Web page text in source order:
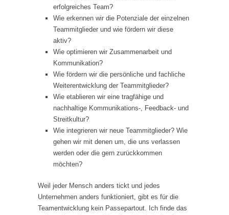
erfolgreiches Team?
Wie erkennen wir die Potenziale der einzelnen
Teammitglieder und wie fördern wir diese
aktiv?
Wie optimieren wir Zusammenarbeit und
Kommunikation?
Wie fördern wir die persönliche und fachliche
Weiterentwicklung der Teammitglieder?
Wie etablieren wir eine tragfähige und
nachhaltige Kommunikations-, Feedback- und
Streitkultur?
Wie integrieren wir neue Teammitglieder? Wie
gehen wir mit denen um, die uns verlassen
werden oder die gern zurückkommen
möchten?
Weil jeder Mensch anders tickt und jedes
Unternehmen anders funktioniert, gibt es für die
Teamentwicklung kein Passepartout. Ich finde das